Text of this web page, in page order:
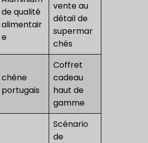
de qualité
alimentair
e
vente au
détail de
supermar
chés
chêne
portugais
Coffret
cadeau
haut de
gamme
Scénario
de